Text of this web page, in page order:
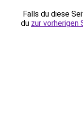
Falls du diese
du zur vorherigen